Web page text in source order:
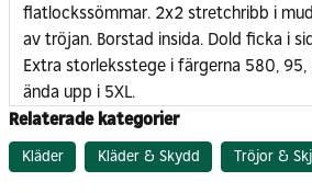
flatlockssömmar. 2x2 stretchribb i
av tröjan. Borstad insida. Dold ficka i
Extra storleksstege i färgerna 580,
ända upp i 5XL.
Relaterade kategorier
Kläder Kläder & Skydd Tröjor &